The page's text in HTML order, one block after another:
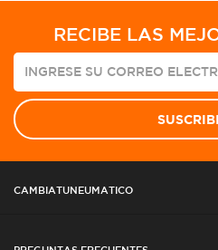
RECIBE LAS
CAMBIATUNEUMATICO